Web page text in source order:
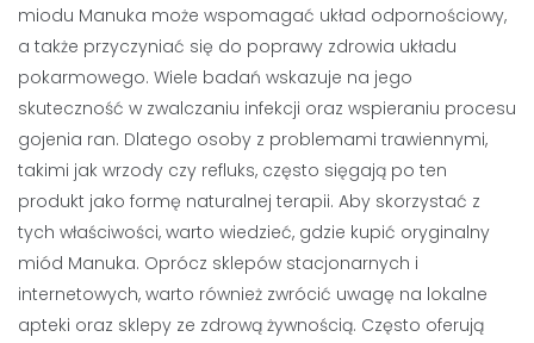
miodu Manuka może wspomagać układ odpornościowy,
a także przyczyniać się do poprawy zdrowia układu
pokarmowego. Wiele badań wskazuje na jego
skuteczność w zwalczaniu infekcji oraz wspieraniu procesu
gojenia ran. Dlatego osoby z problemami trawiennymi,
takimi jak wrzody czy refluks, często sięgają po ten
produkt jako formę naturalnej terapii. Aby skorzystać z
tych właściwości, warto wiedzieć, gdzie kupić oryginalny
miód Manuka. Oprócz sklepów stacjonarnych i
internetowych, warto również zwrócić uwagę na lokalne
apteki oraz sklepy ze zdrową żywnością. Często oferują